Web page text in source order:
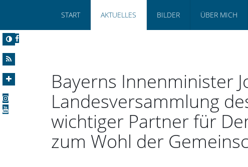
START AKTUELLES BILDER ÜBER MICH
Bayerns Innenminister
Landesversammlung
wichtiger Partner für
zum Wohl der